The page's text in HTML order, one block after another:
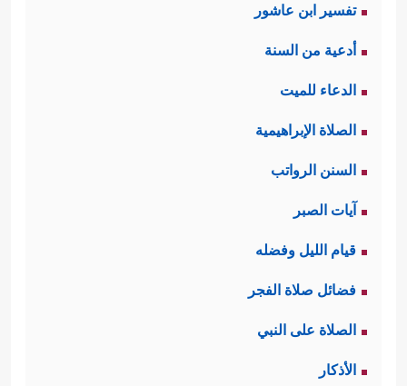
تفسير ابن عاشور
أدعية من السنة
الدعاء للميت
الصلاة الإبراهيمية
السنن الرواتب
آيات الصبر
قيام الليل وفضله
فضائل صلاة الفجر
الصلاة على النبي
الأذكار